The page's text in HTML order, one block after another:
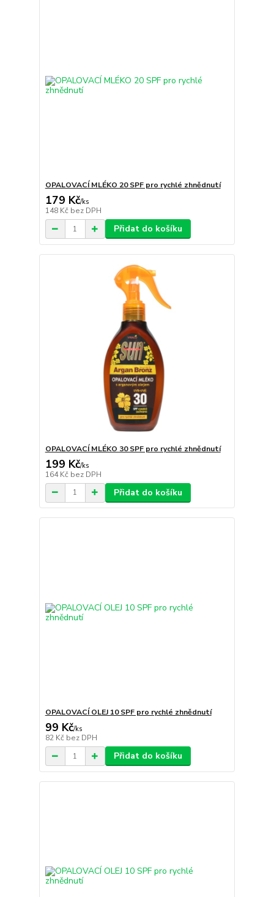
OPALOVACÍ MLÉKO 20 SPF pro rychlé zhnědnutí
179 Kč/ks
148 Kč bez DPH
Přidat do košíku
OPALOVACÍ MLÉKO 30 SPF pro rychlé zhnědnutí
199 Kč/ks
164 Kč bez DPH
Přidat do košíku
OPALOVACÍ OLEJ 10 SPF pro rychlé zhnědnutí
99 Kč/ks
82 Kč bez DPH
Přidat do košíku